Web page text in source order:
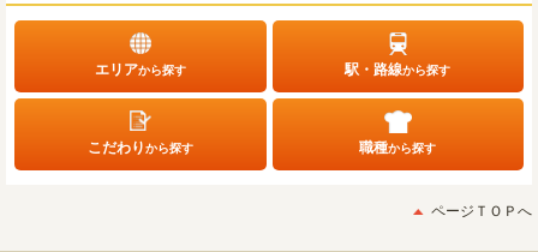
エリアから探す 駅・路線から探す
こだわりから探す 職種から探す
ページＴＯＰへ